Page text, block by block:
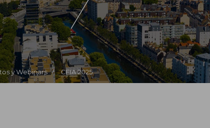
y Webinars / CFIA 2025